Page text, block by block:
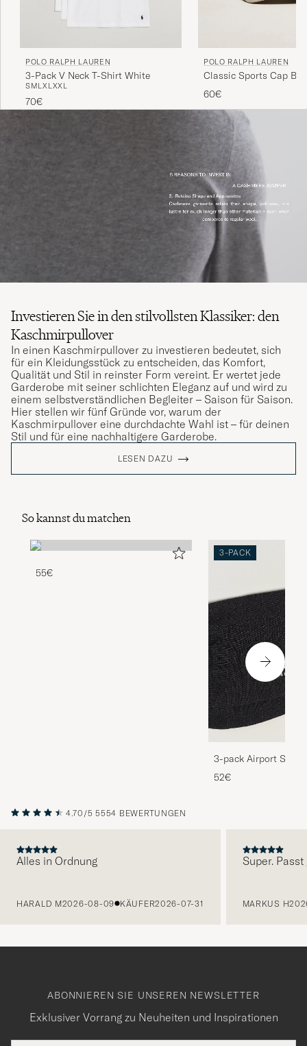
POLO RALPH LAUREN
3-Pack V Neck T-Shirt White
SMLXLXXL
70€
POLO RALPH LAUREN
Classic Sports Cap
60€
Investieren Sie in den stilvollsten Klassiker: den
Kaschmirpullover
In einen Kaschmirpullover zu investieren bedeutet, sich
für ein Kleidungsstück zu entscheiden, das Komfort,
Qualität und Stil in reinster Form vereint. Er wertet jede
Garderobe mit seiner schlichten Eleganz auf und wird zu
einem selbstverständlichen Begleiter – Saison für Saison.
Hier stellen wir fünf Gründe vor, warum der
Kaschmirpullover eine durchdachte Wahl ist – für deinen
Stil und für eine nachhaltigere Garderobe.
LESEN DAZU
So kannst du matchen
55€
3-PACK
3-pack Airport
Melange
52€
4.70/5 5554 BEWERTUNGEN
Alles in Ordnung
HARALD M2026-08-09 KÄUFER2026-07-31
Super. Passt
MARKUS H
ABONNIEREN SIE UNSEREN NEWSLETTER
Exklusiver Vorrang zu Neuheiten und Inspirationen